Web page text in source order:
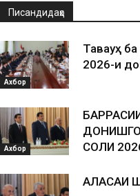
Писандидаҳо
Ахбор
Таваҷҷуҳ
2026-и
Ахбор
СОЛИ
АЛАСАИ